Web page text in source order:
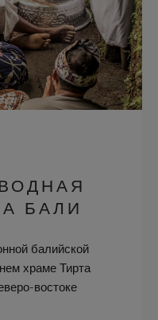
БАЛИ
балийской
храме Тирта
востоке